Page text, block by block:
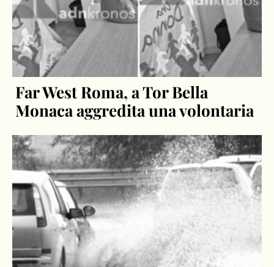
Far West Roma, a Tor Bella
Monaca aggredita una volontaria